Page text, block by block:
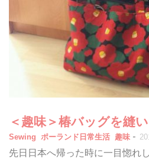
＜趣味＞椿バッグを縫
Sewing ポーランド日常生活 趣味 -
先日日本へ帰った時に一目惚れ